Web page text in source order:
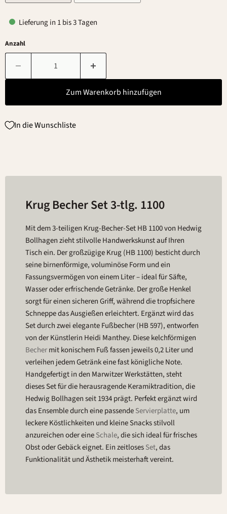
Lieferung in 1 bis 3 Tagen
Anzahl
Zum Warenkorb hinzufügen
In die Wunschliste
Krug Becher Set 3-tlg. 1100
Mit dem 3-teiligen Krug-Becher-Set HB 1100 von Hedwig
Bollhagen zieht stilvolle Handwerkskunst auf Ihren
Tisch ein. Der großzügige Krug (HB 1100) besticht durch
seine birnenförmige, voluminöse Form und ein
Fassungsvermögen von einem Liter – ideal für Säfte,
Wasser oder erfrischende Getränke. Der große Henkel
sorgt für einen sicheren Griff, während die tropfsichere
Schneppe das Ausgießen erleichtert. Ergänzt wird das
Set durch zwei elegante Fußbecher (HB 597), entworfen
von der Künstlerin Heidi Manthey. Diese kelchförmigen
Bechermit konischem Fuß fassen jeweils 0,2 Liter und
verleihen jedem Getränk eine fast königliche Note.
Handgefertigt in den Marwitzer Werkstätten, steht
dieses Set für die herausragende Keramiktradition, die
Hedwig Bollhagen seit 1934 prägt. Perfekt ergänzt wird
das Ensemble durch eine passendeServierplatte, um
leckere Köstlichkeiten und kleine Snacks stilvoll
anzureichen oder eineSchale, die sich ideal für frisches
Obst oder Gebäck eignet. Ein zeitlosesSet, das
Funktionalität und Ästhetik meisterhaft vereint.